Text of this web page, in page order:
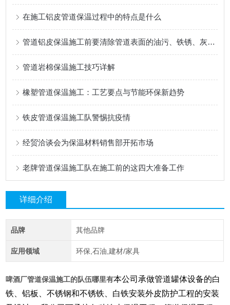
在施工铝皮管道保温过程中的特点是什么
管道铝皮保温施工前要清除管道表面的油污、铁锈、灰尘等杂物
管道岩棉保温施工技巧详解
橡塑管道保温施工：工艺要点与节能环保新趋势
铁皮管道保温施工队警惕抗疫情
经贸洽谈会为保温材料销售部开拓市场
老牌管道保温施工队在施工前的这四大准备工作
详细介绍
品牌 其他品牌
应用领域 环保,石油,建材/家具
啤酒厂管道保温施工的队伍哪里有本公司承做管道罐体设备的白
铁、铝板、不锈钢和不锈铁、白铁安装外皮防护工程的安装